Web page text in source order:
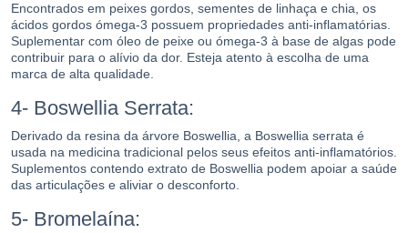
Encontrados em peixes gordos, sementes de linhaça e chia, os
ácidos gordos ómega-3 possuem propriedades anti-inflamatórias.
Suplementar com óleo de peixe ou ómega-3 à base de algas pode
contribuir para o alívio da dor. Esteja atento à escolha de uma
marca de alta qualidade.
4- Boswellia Serrata:
Derivado da resina da árvore Boswellia, a Boswellia serrata é
usada na medicina tradicional pelos seus efeitos anti-inflamatórios.
Suplementos contendo extrato de Boswellia podem apoiar a saúde
das articulações e aliviar o desconforto.
5- Bromelaína: